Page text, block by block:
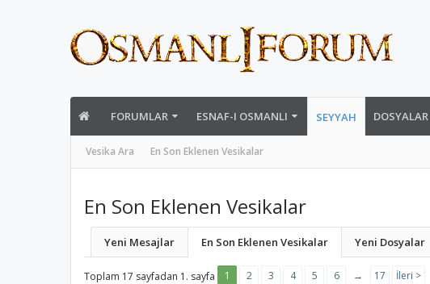
FORUMLAR ESNAF-I OSMANLI SEYYAH
Vesika Ara En Son Eklenen Vesikalar
DOSYALAR
En Son Eklenen Vesikalar
Yeni Mesajlar En Son Eklenen Vesikalar Yeni Dosyalar
Toplam 17 sayfadan 1. sayfa 1 2 3 4 5 6 → 17 İleri >